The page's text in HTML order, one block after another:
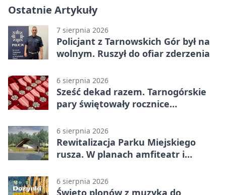
Ostatnie Artykuły
7 sierpnia 2026
Policjant z Tarnowskich Gór był na
wolnym. Ruszył do ofiar zderzenia
6 sierpnia 2026
Sześć dekad razem. Tarnogórskie
pary świętowały rocznice
6 sierpnia 2026
Rewitalizacja Parku Miejskiego
rusza. W planach amfiteatr i
6 sierpnia 2026